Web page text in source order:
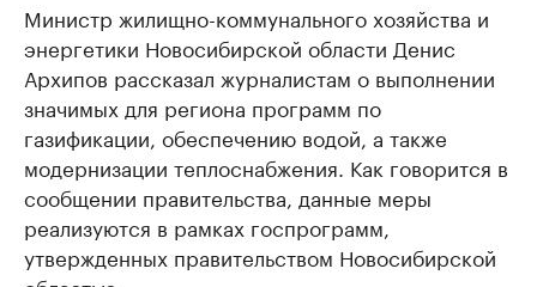
Министр жилищно-коммунального хозяйства и
энергетики Новосибирской области Денис
Архипов рассказал журналистам о выполнении
значимых для региона программ по
газификации, обеспечению водой, а также
модернизации теплоснабжения. Как говорится в
сообщении правительства, данные меры
реализуются в рамках госпрограмм,
утвержденных правительством Новосибирской